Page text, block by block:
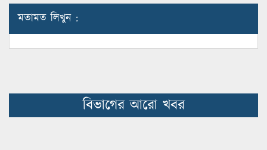
মতামত লিখুন :
বিভাগের আরো খবর